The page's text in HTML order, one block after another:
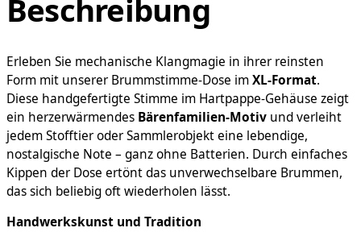
Beschreibung
Erleben Sie mechanische Klangmagie in ihrer reinsten
Form mit unserer Brummstimme-Dose imXL-Format.
Diese handgefertigte Stimme im Hartpappe-Gehäuse zeigt
ein herzerwärmendes Bärenfamilien-Motiv und verleiht
jedem Stofftier oder Sammlerobjekt eine lebendige,
nostalgische Note – ganz ohne Batterien. Durch einfaches
Kippen der Dose ertönt das unverwechselbare Brummen,
das sich beliebig oft wiederholen lässt.
Handwerkskunst und Tradition